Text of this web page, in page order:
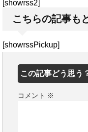
[showrss2]
こちらの記事も
[showrssPickup]
この記事どう思う
コメント ※